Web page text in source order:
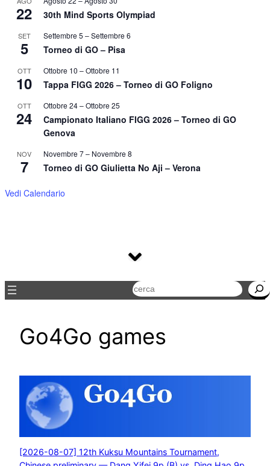
22 30th Mind Sports Olympiad
SET
5
Settembre 5 –Settembre 6
Torneo di GO – Pisa
OTT
10
Ottobre 10 –Ottobre 11
Tappa FIGG 2026 – Torneo di GO Foligno
OTT
24
Ottobre 24–Ottobre 25
Campionato Italiano FIGG 2026 – Torneo di GO
Genova
NOV
7
Novembre 7– Novembre 8
Torneo di GO Giulietta No Aji – Verona
Vedi Calendario
Cerca
Go4Go games
[2026-08-07] 12th Kuksu Mountains Tournament,